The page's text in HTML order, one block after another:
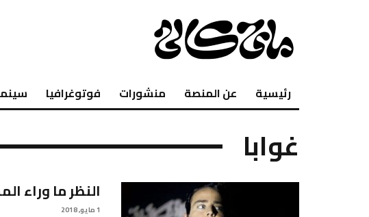
رئيسية عن المنصة منشورات فوتوغرافيا
غوابا
النظر ما وراء
1 مايو, 2018